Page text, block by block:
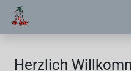
Herzlich